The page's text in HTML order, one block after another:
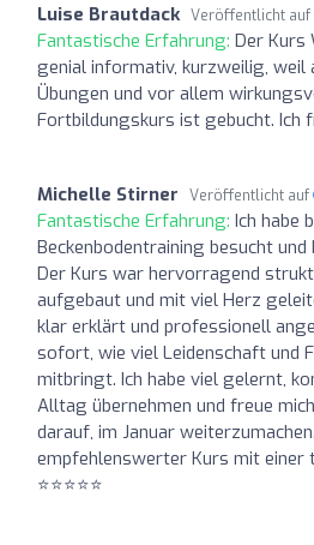
Luise Brautdack Veröffentlicht auf
Fantastische Erfahrung: Der Kurs
genial informativ, kurzweilig, weil
Übungen und vor allem
Fortbildungskurs ist gebucht. Ich
Michelle Stirner Veröffentlicht auf
Fantastische Erfahrung: Ich habe
Beckenbodentraining besucht
Der Kurs war hervorragend
aufgebaut und mit viel Herz
klar erklärt und professionell
sofort, wie viel Leidenschaft und
mitbringt. Ich habe viel gelernt,
Alltag übernehmen und freue
darauf, im Januar
empfehlenswerter Kurs mit einer
⭐⭐⭐⭐⭐